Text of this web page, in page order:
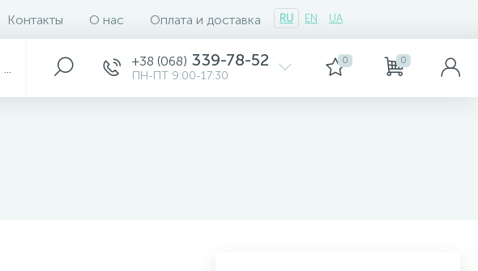
Контакты О нас Оплата и доставка RU EN UA
+38 (068) 339-78-52
ПН-ПТ 9:00-17:30
0 0